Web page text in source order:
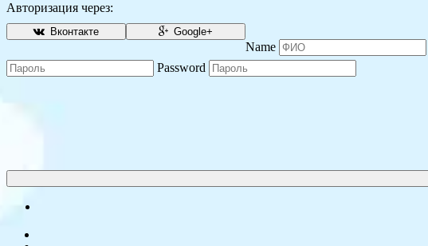
Авторизация через:
Вконтакте Google+
Name
Password